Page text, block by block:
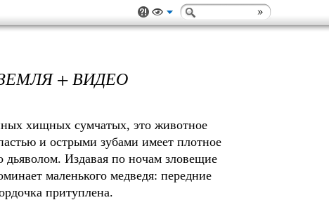
+ ВИДЕО
хищных сумчатых, это животное
и острыми зубами имеет плотное
дьяволом. Издавая по ночам зловещие
маленького медведя: передние
притуплена.